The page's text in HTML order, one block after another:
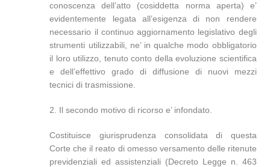
conoscenza dell’atto (cosiddetta norma aperta) e’
evidentemente legata all’esigenza di non rendere
necessario il continuo aggiornamento legislativo degli
strumenti utilizzabili, ne’ in qualche modo obbligatorio
il loro utilizzo, tenuto conto della evoluzione scientifica
e dell’effettivo grado di diffusione di nuovi mezzi
tecnici di trasmissione.
2. Il secondo motivo di ricorso e’ infondato.
Costituisce giurisprudenza consolidata di questa
Corte che il reato di omesso versamento delle ritenute
previdenziali ed assistenziali (Decreto Legge n. 463